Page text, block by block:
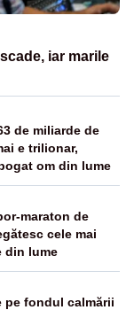
iar marile
de miliarde de
e trilionar,
om din lume
maraton de
cele mai
din lume
pe fondul calmării